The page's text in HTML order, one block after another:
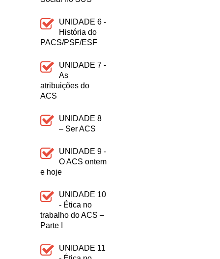
UNIDADE 6 -
História do
PACS/PSF/ESF
UNIDADE 7 -
As
atribuições do
ACS
UNIDADE 8
– Ser ACS
UNIDADE 9 -
O ACS ontem
e hoje
UNIDADE 10
- Ética no
trabalho do ACS –
Parte I
UNIDADE 11